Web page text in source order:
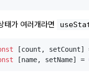
태가 여러개라면
[count, setCount]
[name, setName] =